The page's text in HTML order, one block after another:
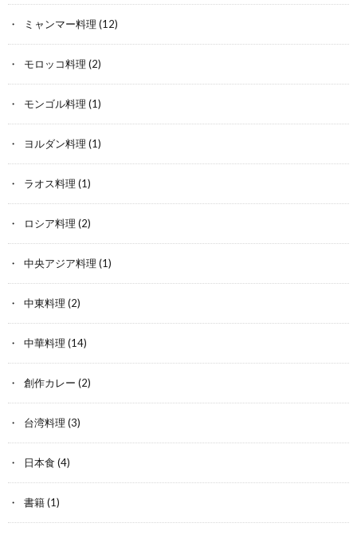
ミャンマー料理 (12)
モロッコ料理 (2)
モンゴル料理 (1)
ヨルダン料理 (1)
ラオス料理 (1)
ロシア料理 (2)
中央アジア料理 (1)
中東料理 (2)
中華料理 (14)
創作カレー (2)
台湾料理 (3)
日本食 (4)
書籍(1)